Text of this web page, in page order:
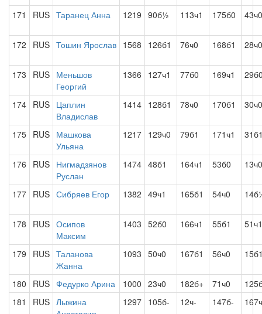
171 RUS Таранец Анна 1219 90б½ 113ч1 175б0 43ч0
172 RUS Тошин Ярослав 1568 126б1 76ч0 168б1 28ч0
173 RUS Меньшов
Георгий
1366 127ч1 77б0 169ч1
174 RUS Цаплин
Владислав
1414 128б1 78ч0 170б1 30ч0
175 RUS Машкова
Ульяна
1217 129ч0 79б1 171ч1
176 RUS Нигмадзянов
Руслан
1474 48б1 164ч1 53б0 13ч0
177 RUS Сибряев Егор 1382 49ч1 165б1 54ч0
178 RUS Осипов
Максим
1403 52б0 166ч1 55б1 51ч1
179 RUS Таланова
Жанна
1093 50ч0 167б1 56ч0
180 RUS Федурко Арина 1000 23ч0 182б+ 71ч0
181
RUS Лыжина
1297 105б- 12ч- 147б-